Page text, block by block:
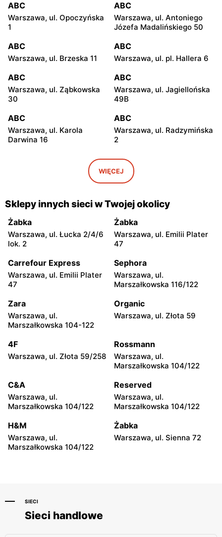
ABC
Warszawa, ul. Opoczyńska
1
ABC
Warszawa, ul. Antoniego
Józefa Madalińskiego 50
ABC
Warszawa, ul. Brzeska 11
ABC
Warszawa, ul. pl. Hallera 6
ABC
Warszawa, ul. Ząbkowska
30
ABC
Warszawa, ul. Jagiellońska
49B
ABC
Warszawa, ul. Karola
Darwina 16
ABC
Warszawa, ul. Radzymińska
2
ABC
Warszawa, ul. Białostocka
9
ABC
Warszawa, ul. Grochowska
321
ABC
Warszawa, ul. Szwedzka 11
ABC
20
ABC
ABC
39
ABC
ABC
24
ABC
Kickiego 12
ABC
2
ABC
Kochanowskiego 39
ABC
Sołtana 2A
ABC
3
ABC ABC
WIĘCEJ
Sklepy innych sieci w Twojej okolicy
Żabka
Warszawa, ul. Łucka 2/4/6
lok. 2
Żabka
Warszawa, ul. Emilii Plater
47
Carrefour Express
Warszawa, ul. Emilii Plater
47
Sephora
Warszawa, ul.
Marszałkowska 116/122
Zara
Warszawa, ul.
Marszałkowska 104-122
Organic
Warszawa, ul. Złota 59
4F
Warszawa, ul. Złota 59/258
Rossmann
Warszawa, ul.
Marszałkowska 104/122
C&A
Warszawa, ul.
Marszałkowska 104/122
Reserved
Warszawa, ul.
Marszałkowska 104/122
H&M
Warszawa, ul.
Marszałkowska 104/122
Żabka
Warszawa, ul. Sienna 72
SIECI
Sieci handlowe